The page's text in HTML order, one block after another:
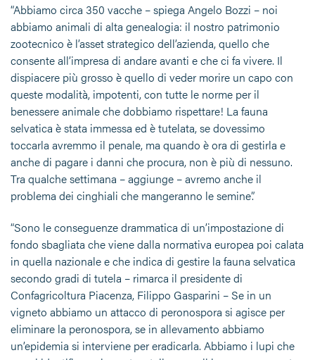
“Abbiamo circa 350 vacche – spiega Angelo Bozzi – noi
abbiamo animali di alta genealogia: il nostro patrimonio
zootecnico è l’asset strategico dell’azienda, quello che
consente all’impresa di andare avanti e che ci fa vivere. Il
dispiacere più grosso è quello di veder morire un capo con
queste modalità, impotenti, con tutte le norme per il
benessere animale che dobbiamo rispettare! La fauna
selvatica è stata immessa ed è tutelata, se dovessimo
toccarla avremmo il penale, ma quando è ora di gestirla e
anche di pagare i danni che procura, non è più di nessuno.
Tra qualche settimana – aggiunge – avremo anche il
problema dei cinghiali che mangeranno le semine”.
“Sono le conseguenze drammatica di un’impostazione di
fondo sbagliata che viene dalla normativa europea poi calata
in quella nazionale e che indica di gestire la fauna selvatica
secondo gradi di tutela – rimarca il presidente di
Confagricoltura Piacenza, Filippo Gasparini – Se in un
vigneto abbiamo un attacco di peronospora si agisce per
eliminare la peronospora, se in allevamento abbiamo
un’epidemia si interviene per eradicarla. Abbiamo i lupi che